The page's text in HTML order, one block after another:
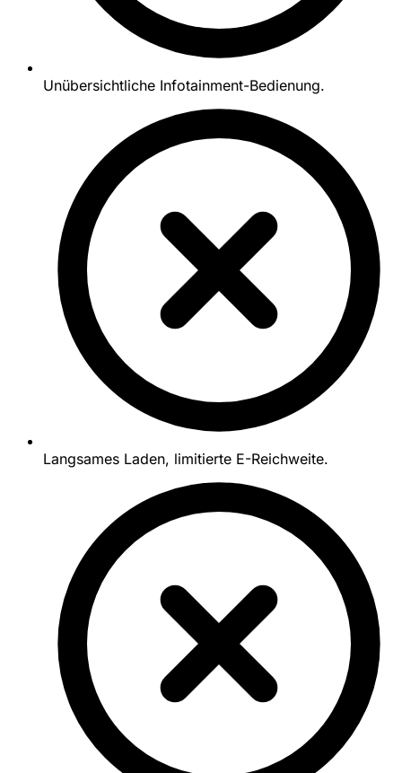
Unübersichtliche Infotainment-Bedienung.
Langsames Laden, limitierte E-Reichweite.